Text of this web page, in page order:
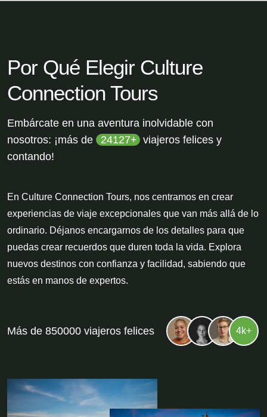
Por Qué Elegir Culture
Connection Tours
Embárcate en una aventura inolvidable con
nosotros: ¡más de
30647
viajeros felices y
contando!
En Culture Connection Tours, nos centramos en crear
experiencias de viaje excepcionales que van más allá de lo
ordinario. Déjanos encargarnos de los detalles para que
puedas crear recuerdos que duren toda la vida. Explora
nuevos destinos con confianza y facilidad, sabiendo que
estás en manos de expertos.
Más de 850000 viajeros felices 4k+